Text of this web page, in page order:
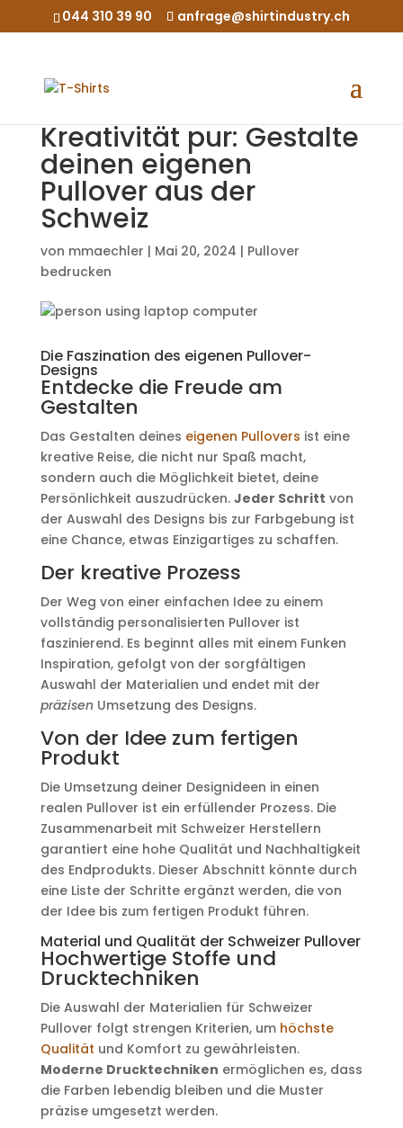
044 310 39 90 anfrage@shirtindustry.ch
Kreativität pur: Gestalte
deinen eigenen
Pullover aus der
Schweiz
von mmaechler | Mai 20, 2024 | Pullover
bedrucken
Die Faszination des eigenen Pullover-
Designs
Entdecke die Freude am
Gestalten
Das Gestalten deines eigenen Pullovers ist eine
kreative Reise, die nicht nur Spaß macht,
sondern auch die Möglichkeit bietet, deine
Persönlichkeit auszudrücken. Jeder Schritt von
der Auswahl des Designs bis zur Farbgebung ist
eine Chance, etwas Einzigartiges zu schaffen.
Der kreative Prozess
Der Weg von einer einfachen Idee zu einem
vollständig personalisierten Pullover ist
faszinierend. Es beginnt alles mit einem Funken
Inspiration, gefolgt von der sorgfältigen
Auswahl der Materialien und endet mit der
präzisenUmsetzung des Designs.
Von der Idee zum fertigen
Produkt
Die Umsetzung deiner Designideen in einen
realen Pullover ist ein erfüllender Prozess. Die
Zusammenarbeit mit Schweizer Herstellern
garantiert eine hohe Qualität und Nachhaltigkeit
des Endprodukts. Dieser Abschnitt könnte durch
eine Liste der Schritte ergänzt werden, die von
der Idee bis zum fertigen Produkt führen.
Material und Qualität der Schweizer Pullover
Hochwertige Stoffe und
Drucktechniken
Die Auswahl der Materialien für Schweizer
Pullover folgt strengen Kriterien, um höchste
Qualität und Komfort zu gewährleisten.
Moderne Drucktechniken ermöglichen es, dass
die Farben lebendig bleiben und die Muster
präzise umgesetzt werden.